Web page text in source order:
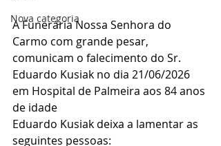
Nova categoria
A Funerária Nossa Senhora do
Carmo com grande pesar,
comunicam o falecimento do Sr.
Eduardo Kusiak no dia 21/06/2026
em Hospital de Palmeira aos 84 anos
de idade
Eduardo Kusiak deixa a lamentar as
seguintes pessoas: